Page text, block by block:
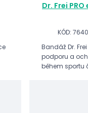
Dr. Frei
KÓD:
Bandáž Dr.
podporu a
během sportu